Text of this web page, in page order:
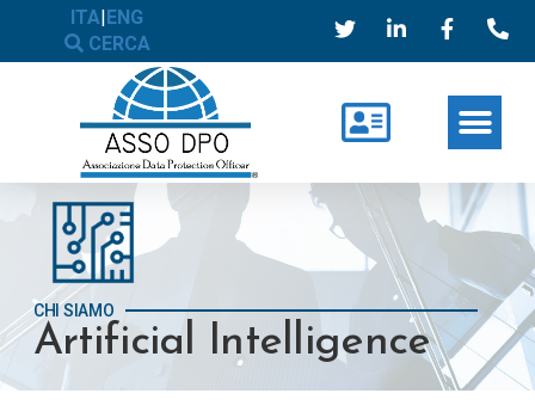
ITA|ENG
CERCA
CHI SIAMO
Artificial Intelligence